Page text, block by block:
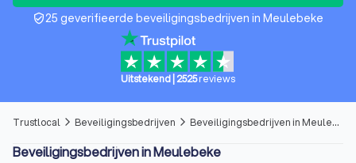
verified_user25 geverifieerde beveiligingsbedrijven in Meulebeke
Uitstekend 2525reviews
Trustlocal arrow_forward_ios Beveiligingsbedrijven arrow_forward_ios Beveiligingsbedrijven in Meulebeke
Beveiligingsbedrijven in Meulebeke